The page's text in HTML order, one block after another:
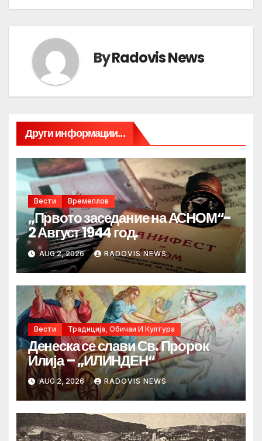
ByRadovis News
Други информации...
Вести Времеплов
„Првото заседание на АСНОМ“-
2 Август 1944 год.
AUG 2, 2026 RADOVIS NEWS
Вести Традиција, Обичаи И Култура
Денеска се слави Св. Пророк
Илија – „ИЛИНДЕН“
AUG 2, 2026 RADOVIS NEWS